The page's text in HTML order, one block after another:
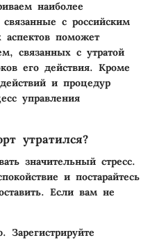
наиболее
с российским
аспектов поможет
связанных с утратой
его действия. Кроме
и процедур
управления
утратился?
значительный стресс.
и постарайтесь
Если вам не
Зарегистрируйте